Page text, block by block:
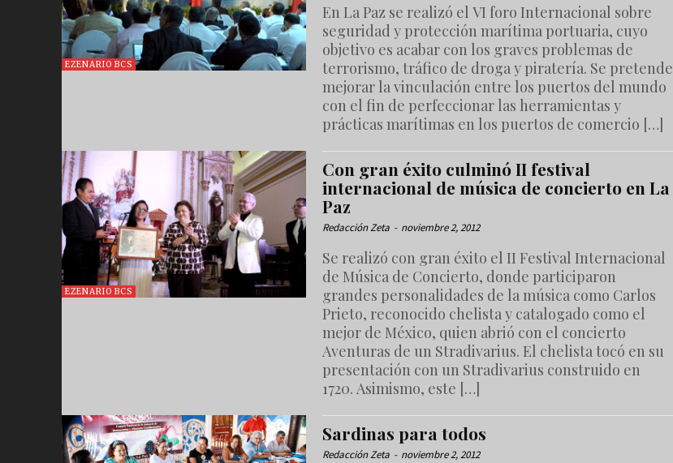
EZENARIO BCS
En La Paz se realizó el VI foro Internacional sobre
seguridad y protección marítima portuaria, cuyo
objetivo es acabar con los graves problemas de
terrorismo, tráfico de droga y piratería. Se pretende
mejorar la vinculación entre los puertos del mundo
con el fin de perfeccionar las herramientas y
prácticas marítimas en los puertos de comercio […]
EZENARIO BCS
Con gran éxito culminó II festival
internacional de música de concierto en La
Paz
Redacción Zeta - noviembre 2, 2012
Se realizó con gran éxito el II Festival Internacional
de Música de Concierto, donde participaron
grandes personalidades de la música como Carlos
Prieto, reconocido chelista y catalogado como el
mejor de México, quien abrió con el concierto
Aventuras de un Stradivarius. El chelista tocó en su
presentación con un Stradivarius construido en
1720. Asimismo, este […]
Sardinas para todos
Redacción Zeta - noviembre 2, 2012